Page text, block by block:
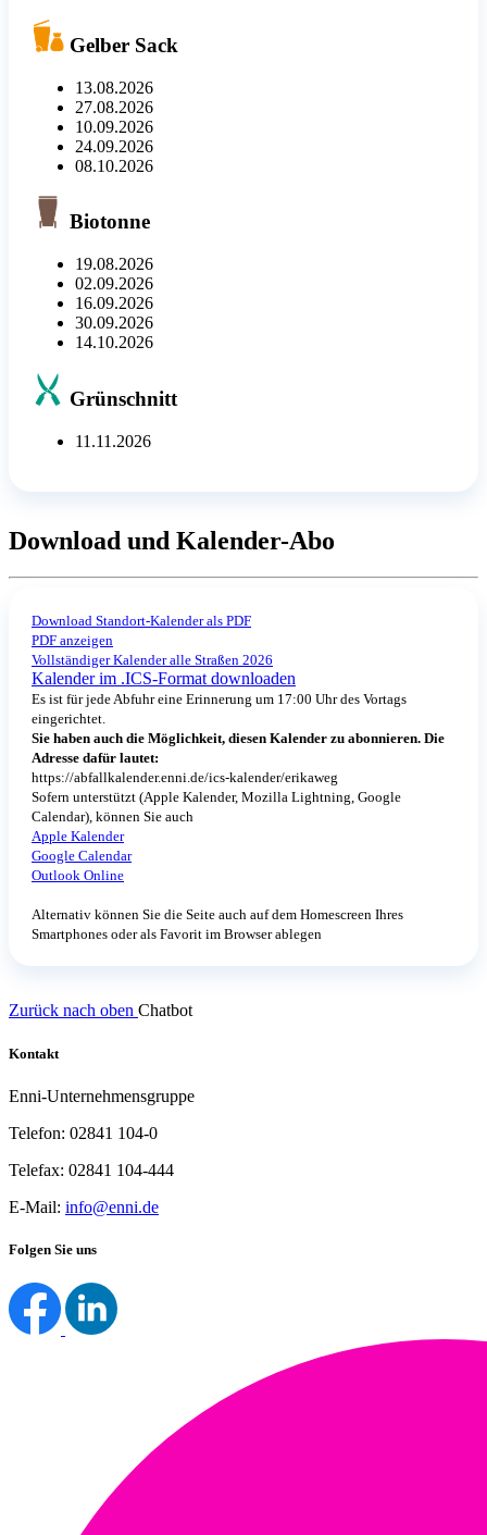
Gelber Sack
13.08.2026
27.08.2026
10.09.2026
24.09.2026
08.10.2026
Biotonne
19.08.2026
02.09.2026
16.09.2026
30.09.2026
14.10.2026
Grünschnitt
11.11.2026
Download und Kalender-Abo
Download Standort-Kalender als PDF
PDF anzeigen
Vollständiger Kalender alle Straßen 2026
Kalender im .ICS-Format downloaden
Es ist für jede Abfuhr eine Erinnerung um 17:00 Uhr des Vortags
eingerichtet.
Sie haben auch die Möglichkeit, diesen Kalender zu abonnieren. Die
Adresse dafür lautet:
https://abfallkalender.enni.de/ics-kalender/erikaweg
Sofern unterstützt (Apple Kalender, Mozilla Lightning, Google
Calendar), können Sie auch
Apple Kalender
Google Calendar
Outlook Online
Alternativ können Sie die Seite auch auf dem Homescreen Ihres
Smartphones oder als Favorit im Browser ablegen
Zurück nach oben Chatbot
Kontakt
Enni-Unternehmensgruppe
Telefon: 02841 104-0
Telefax: 02841 104-444
E-Mail: info@enni.de
Folgen Sie uns